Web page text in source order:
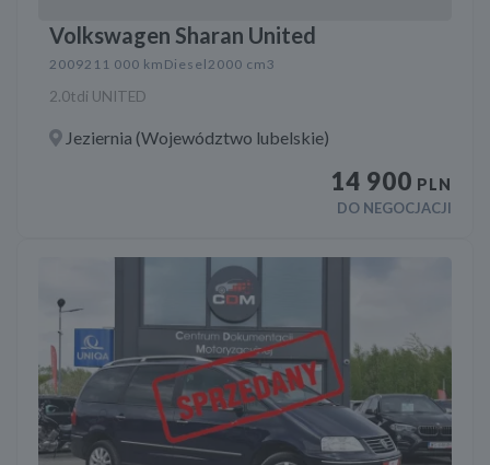
Volkswagen Sharan United
2009211 000 km Diesel2000 cm3
2.0tdi UNITED
Jeziernia (Województwo lubelskie)
14 900 PLN
DO NEGOCJACJI